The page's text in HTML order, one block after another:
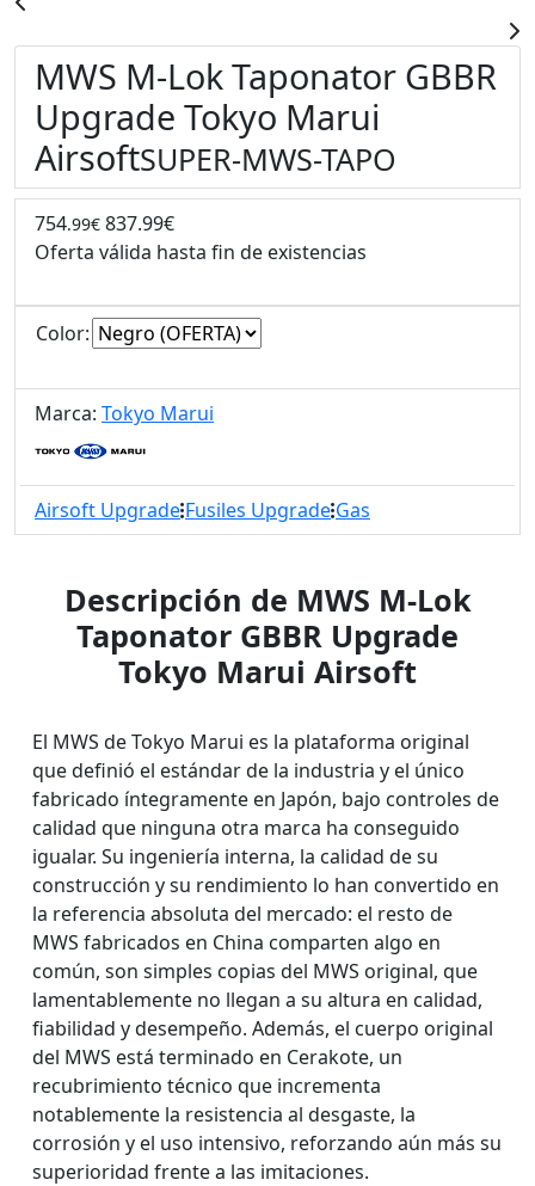
MWS M-Lok Taponator GBBR
Upgrade Tokyo Marui
AirsoftSUPER-MWS-TAPO
754.99€ 837.99€
Oferta válida hasta fin de existencias
Color:
Marca: Tokyo Marui
Airsoft Upgrade Fusiles Upgrade Gas
Descripción de MWS M-Lok
Taponator GBBR Upgrade
Tokyo Marui Airsoft
El MWS de Tokyo Marui es la plataforma original
que definió el estándar de la industria y el único
fabricado íntegramente en Japón, bajo controles de
calidad que ninguna otra marca ha conseguido
igualar. Su ingeniería interna, la calidad de su
construcción y su rendimiento lo han convertido en
la referencia absoluta del mercado: el resto de
MWS fabricados en China comparten algo en
común, son simples copias del MWS original, que
lamentablemente no llegan a su altura en calidad,
fiabilidad y desempeño. Además, el cuerpo original
del MWS está terminado en Cerakote, un
recubrimiento técnico que incrementa
notablemente la resistencia al desgaste, la
corrosión y el uso intensivo, reforzando aún más su
superioridad frente a las imitaciones.